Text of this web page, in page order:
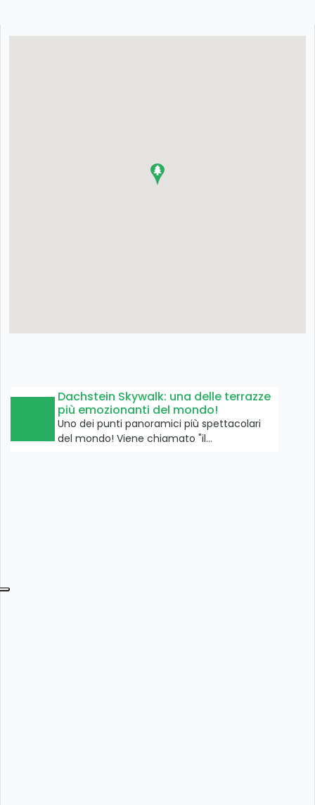
Dachstein Skywalk: una delle terrazze
più emozionanti del mondo!
Uno dei punti panoramici più spettacolari
del mondo! Viene chiamato "il…